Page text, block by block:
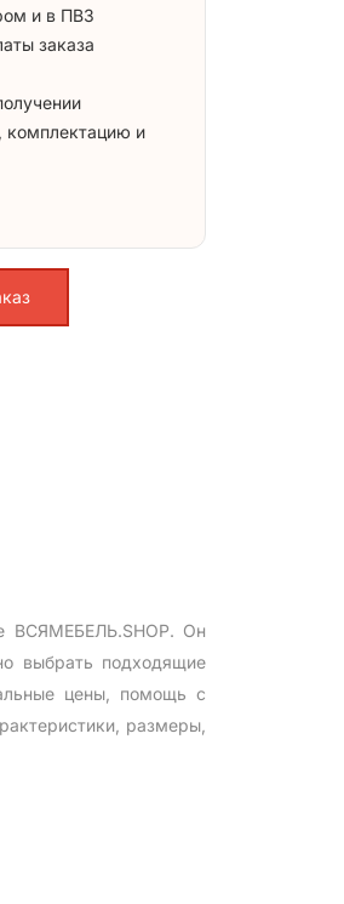
и в ПВЗ
заказа
комплектацию и
ВСЯМЕБЕЛЬ.SHOP. Он
выбрать подходящие
цены, помощь с
размеры,